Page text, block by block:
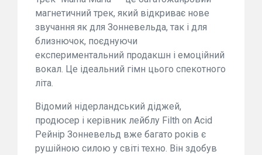
магнетичний трек, який відкриває нове
звучання як для Зонневельда, так і для
близнючок, поєднуючи
експериментальний продакшн і емоційний
вокал. Це ідеальний гімн цього спекотного
літа.
Відомий нідерландський діджей,
продюсер і керівник лейблу Filth on Acid
Рейнір Зонневельд вже багато років є
рушійною силою у світі техно. Він здобув